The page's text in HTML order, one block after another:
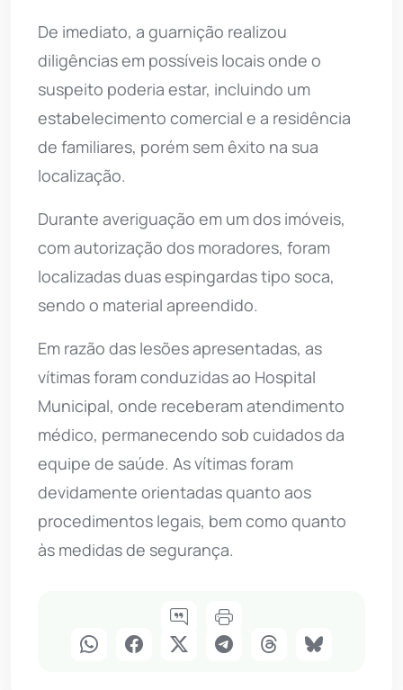
De imediato, a guarnição realizou
diligências em possíveis locais onde o
suspeito poderia estar, incluindo um
estabelecimento comercial e a residência
de familiares, porém sem êxito na sua
localização.
Durante averiguação em um dos imóveis,
com autorização dos moradores, foram
localizadas duas espingardas tipo soca,
sendo o material apreendido.
Em razão das lesões apresentadas, as
vítimas foram conduzidas ao Hospital
Municipal, onde receberam atendimento
médico, permanecendo sob cuidados da
equipe de saúde. As vítimas foram
devidamente orientadas quanto aos
procedimentos legais, bem como quanto
às medidas de segurança.